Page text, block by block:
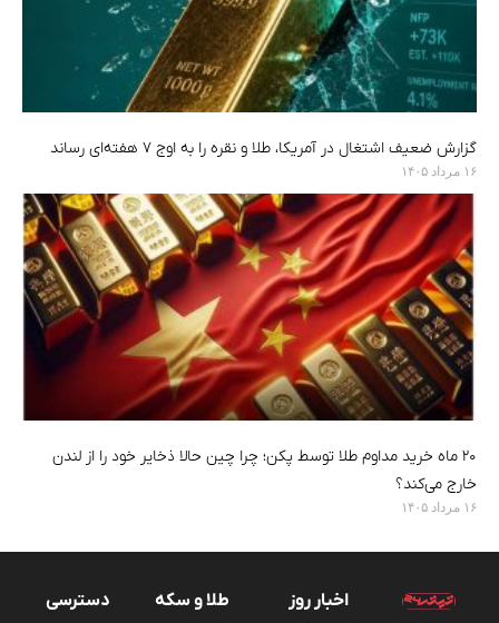
گزارش ضعیف اشتغال در آمریکا، طلا و نقره را به اوج ۷ هفته‌ای رساند
۱۶ مرداد ۱۴۰۵
۲۰ ماه خرید مداوم طلا توسط پکن؛ چرا چین حالا ذخایر خود را از لندن
خارج می‌کند؟
۱۶ مرداد ۱۴۰۵
اخبار روز طلا و سکه
دسترسی